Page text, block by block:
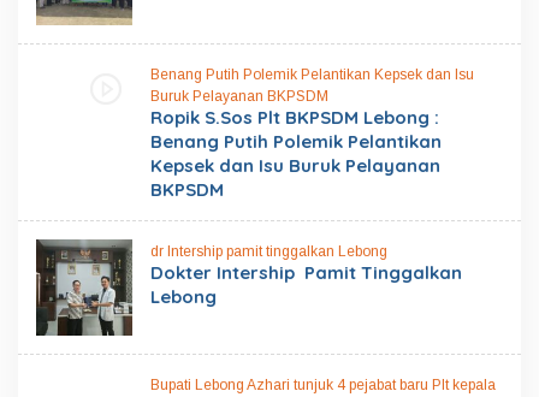
Benang Putih Polemik Pelantikan Kepsek dan Isu
Buruk Pelayanan BKPSDM
Ropik S.Sos Plt BKPSDM Lebong :
Benang Putih Polemik Pelantikan
Kepsek dan Isu Buruk Pelayanan
BKPSDM
dr Intership pamit tinggalkan Lebong
Dokter Intership Pamit Tinggalkan
Lebong
Bupati Lebong Azhari tunjuk 4 pejabat baru Plt kepala